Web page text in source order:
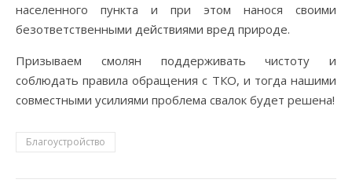
населенного пункта и при этом нанося своими
безответственными действиями вред природе.
Призываем смолян поддерживать чистоту и
соблюдать правила обращения с ТКО, и тогда нашими
совместными усилиями проблема свалок будет решена!
Благоустройство